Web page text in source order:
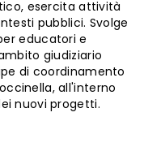
esercita attività
pubblici. Svolge
educatori e
giudiziario
di coordinamento
all'interno
nuovi progetti.